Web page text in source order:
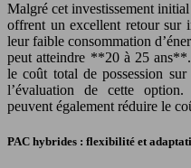
Malgré cet investissement
offrent un excellent retour sur
leur faible consommation
peut atteindre **20 à 25
le coût total de possession
l’évaluation de cette
peuvent également réduire le
PAC hybrides : flexibilité et